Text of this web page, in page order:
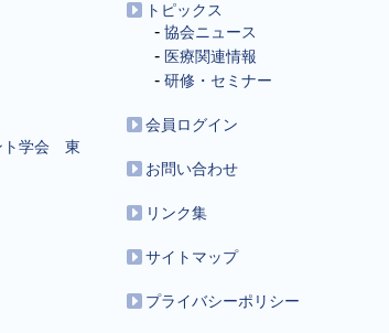
ト学会 東
トピックス
協会ニュース
医療関連情報
研修・セミナー
会員ログイン
お問い合わせ
リンク集
サイトマップ
プライバシーポリシー